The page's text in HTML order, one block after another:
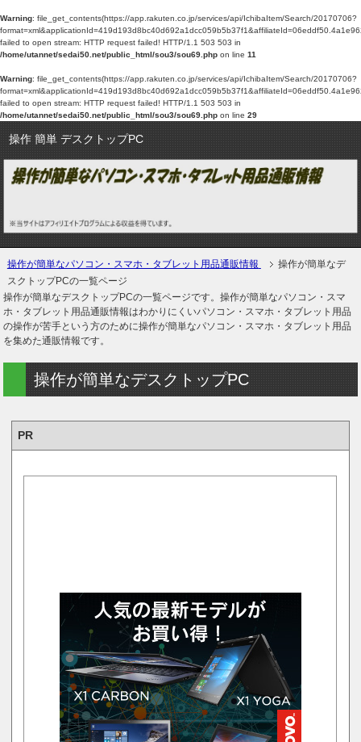
Warning: file_get_contents(https://app.rakuten.co.jp/services/api/IchibaItem/Search/20170706?
failed to open stream: HTTP request failed! HTTP/1.1 503 503 in
/home/utannet/sedai50.net/public_html/sou3/sou69.php on line 11
Warning: file_get_contents(https://app.rakuten.co.jp/services/api/IchibaItem/Search/20170706?
failed to open stream: HTTP request failed! HTTP/1.1 503 503 in
/home/utannet/sedai50.net/public_html/sou3/sou69.php on line 29
操作 簡単 デスクトップPC
操作が簡単なパソコン・スマホ・タブレット用品通販情報
操作が簡単なデ
スクトップPCの一覧ページ
操作が簡単なデスクトップPCの一覧ページです。操作が簡単なパソコン・スマ
ホ・タブレット用品通販情報はわかりにくいパソコン・スマホ・タブレット用品
の操作が苦手という方のために操作が簡単なパソコン・スマホ・タブレット用品
を集めた通販情報です。
操作が簡単なデスクトップPC
PR